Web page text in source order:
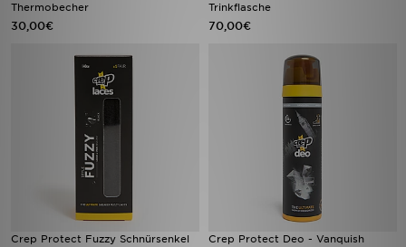
Thermobecher
30,00€
Trinkflasche
70,00€
Crep Protect Fuzzy Schnürsenkel Crep Protect Deo - Vanquish